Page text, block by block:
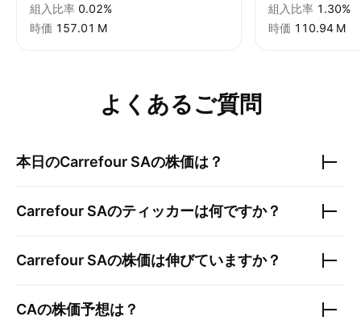
組入比率 0.02%
時価 ‪157.01 M‬
組入比率 1.30%
時価 ‪110.94 M‬
よくあるご質問
本日のCarrefour SAの株価は？
Carrefour SAのティッカーは何ですか？
Carrefour SAの株価は伸びていますか？
CAの株価予想は？